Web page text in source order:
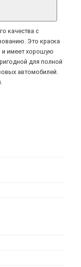
качества с
Это краска
и имеет хорошую
для полной
автомобилей.